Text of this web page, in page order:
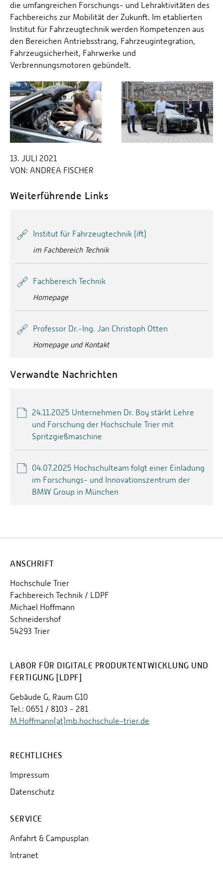
die umfangreichen Forschungs- und Lehraktivitäten des
Fachbereichs zur Mobilität der Zukunft. Im etablierten
Institut für Fahrzeugtechnik werden Kompetenzen aus
den Bereichen Antriebsstrang, Fahrzeugintegration,
Fahrzeugsicherheit, Fahrwerke und
Verbrennungsmotoren gebündelt.
13. JULI 2021
VON: ANDREA FISCHER
Weiterführende Links
Institut für Fahrzeugtechnik (ift)
im Fachbereich Technik
Fachbereich Technik
Homepage
Professor Dr.-Ing. Jan Christoph Otten
Homepage und Kontakt
Verwandte Nachrichten
24.11.2025 Unternehmen Dr. Boy stärkt Lehre
und Forschung der Hochschule Trier mit
Spritzgießmaschine
04.07.2025 Hochschulteam folgt einer Einladung
im Forschungs- und Innovationszentrum der
BMW Group in München
ANSCHRIFT
Hochschule Trier
Fachbereich Technik / LDPF
Michael Hoffmann
Schneidershof
54293 Trier
LABOR FÜR DIGITALE PRODUKTENTWICKLUNG UND
FERTIGUNG [LDPF]
Gebäude G, Raum G10
Tel.: 0651 / 8103 - 281
M.Hoffmann(at)mb.hochschule-trier.de
RECHTLICHES
Impressum
Datenschutz
SERVICE
Anfahrt & Campusplan
Intranet